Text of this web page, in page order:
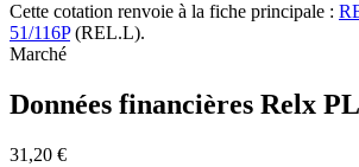
Cette cotation renvoie à la fiche principale :
51/116P(REL.L).
Marché
Données financières Relx
31,20 €